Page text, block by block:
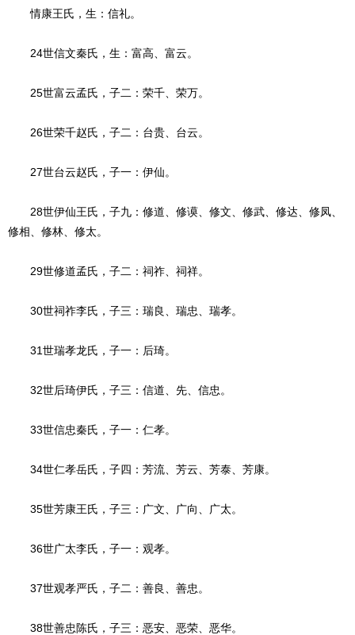
情康王氏，生：信礼。
24世信文秦氏，生：富高、富云。
25世富云孟氏，子二：荣千、荣万。
26世荣千赵氏，子二：台贵、台云。
27世台云赵氏，子一：伊仙。
28世伊仙王氏，子九：修道、修谟、修文、修武、修达、修凤、
修相、修林、修太。
29世修道孟氏，子二：祠祚、祠祥。
30世祠祚李氏，子三：瑞良、瑞忠、瑞孝。
31世瑞孝龙氏，子一：后琦。
32世后琦伊氏，子三：信道、先、信忠。
33世信忠秦氏，子一：仁孝。
34世仁孝岳氏，子四：芳流、芳云、芳泰、芳康。
35世芳康王氏，子三：广文、广向、广太。
36世广太李氏，子一：观孝。
37世观孝严氏，子二：善良、善忠。
38世善忠陈氏，子三：恶安、恶荣、恶华。